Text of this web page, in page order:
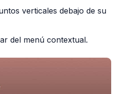
verticales debajo de su
del menú contextual.